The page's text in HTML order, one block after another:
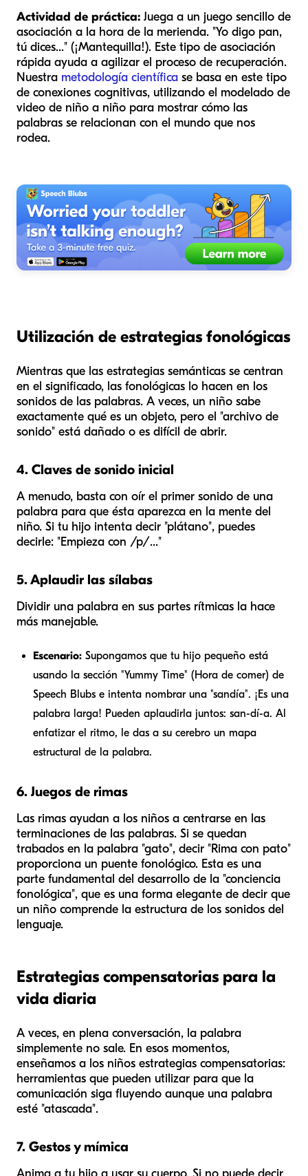
Actividad de práctica: Juega a un juego sencillo de
asociación a la hora de la merienda. "Yo digo pan,
tú dices..." (¡Mantequilla!). Este tipo de asociación
rápida ayuda a agilizar el proceso de recuperación.
Nuestra metodología científica se basa en este tipo
de conexiones cognitivas, utilizando el modelado de
video de niño a niño para mostrar cómo las
palabras se relacionan con el mundo que nos
rodea.
Utilización de estrategias fonológicas
Mientras que las estrategias semánticas se centran
en el significado, las fonológicas lo hacen en los
sonidos de las palabras. A veces, un niño sabe
exactamente qué es un objeto, pero el "archivo de
sonido" está dañado o es difícil de abrir.
4. Claves de sonido inicial
A menudo, basta con oír el primer sonido de una
palabra para que ésta aparezca en la mente del
niño. Si tu hijo intenta decir "plátano", puedes
decirle: "Empieza con /p/..."
5. Aplaudir las sílabas
Dividir una palabra en sus partes rítmicas la hace
más manejable.
Escenario: Supongamos que tu hijo pequeño está
usando la sección "Yummy Time" (Hora de comer) de
Speech Blubs e intenta nombrar una "sandía". ¡Es una
palabra larga! Pueden aplaudirla juntos: san-dí-a. Al
enfatizar el ritmo, le das a su cerebro un mapa
estructural de la palabra.
6. Juegos de rimas
Las rimas ayudan a los niños a centrarse en las
terminaciones de las palabras. Si se quedan
trabados en la palabra "gato", decir "Rima con pato"
proporciona un puente fonológico. Esta es una
parte fundamental del desarrollo de la "conciencia
fonológica", que es una forma elegante de decir que
un niño comprende la estructura de los sonidos del
lenguaje.
Estrategias compensatorias para la
vida diaria
A veces, en plena conversación, la palabra
simplemente no sale. En esos momentos,
enseñamos a los niños estrategias compensatorias:
herramientas que pueden utilizar para que la
comunicación siga fluyendo aunque una palabra
esté "atascada".
7. Gestos y mímica